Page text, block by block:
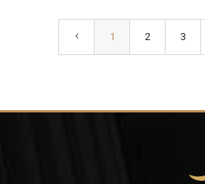
1 2 3